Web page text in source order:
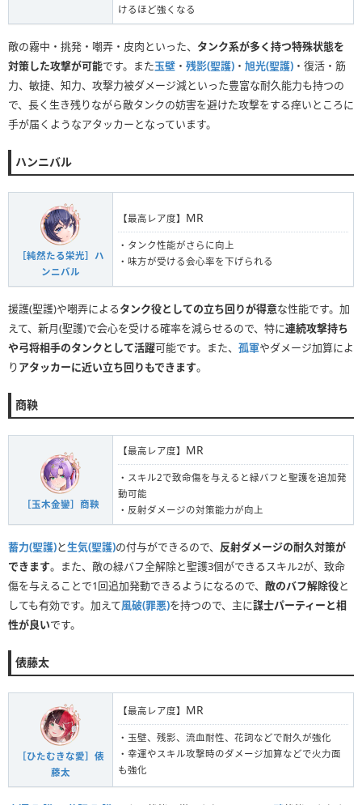
けるほど強くなる
敵の霧中・挑発・嘲弄・皮肉といった、 タンク系が多く持つ特殊状態を
対策した攻撃が可能です。また玉壁 ・ 残影(聖護) ・ 旭光(聖護) ・復活・筋
力、敏捷、知力、攻撃力被ダメージ減といった豊富な耐久能力も持つの
で、長く生き残りながら敵タンクの妨害を避けた攻撃をする痒いところに
手が届くようなアタッカーとなっています。
ハンニバル
［純然たる栄光］ハ
ンニバル
【最高レア度】 MR
・タンク性能がさらに向上
・味方が受ける会心率を下げられる
援護(聖護)や嘲弄によるタンク役としての立ち回りが得意な性能です。加
えて、新月(聖護)で会心を受ける確率を減らせるので、特に連続攻撃持ち
や弓将相手のタンクとして活躍可能です。また、 孤軍やダメージ加算によ
りアタッカーに近い立ち回りもできます。
商鞅
［玉木金鑾］商鞅
【最高レア度】 MR
・スキル2で致命傷を与えると緑バフと聖護を追加発
動可能
・反射ダメージの対策能力が向上
蓄力(聖護)と生気(聖護)の付与ができるので、 反射ダメージの耐久対策が
できます。また、敵の緑バフ全解除と聖護3個ができるスキル2が、致命
傷を与えることで1回追加発動できるようになるので、 敵のバフ解除役と
しても有効です。加えて風破(罪悪)を持つので、主に謀士パーティーと相
性が良いです。
俵藤太
［ひたむきな愛］俵
藤太
【最高レア度】 MR
・玉壁、残影、流血耐性、花詞などで耐久が強化
・幸運やスキル攻撃時のダメージ加算などで火力面
も強化